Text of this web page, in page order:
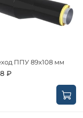
ППУ 89х108 мм
₽